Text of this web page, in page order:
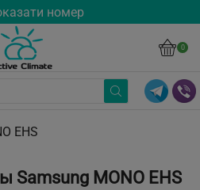
номер
0
EHS
Samsung MONO EHS